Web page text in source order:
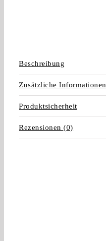
Beschreibung
Zusätzliche Informationen
Produktsicherheit
Rezensionen (0)